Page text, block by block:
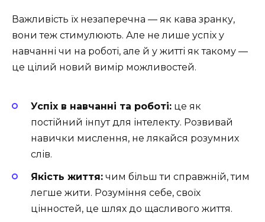
Важливість їх незаперечна — як кава зранку,
вони теж стимулюють. Але не лише успіх у
навчанні чи на роботі, але й у житті як такому —
це цілий новий вимір можливостей.
Успіх в навчанні та роботі: це як
постійний інпут для інтелекту. Розвивай
навички мислення, не лякайся розумних
слів.
Якість життя: чим більш ти справжній, тим
легше жити. Розуміння себе, своїх
цінностей, це шлях до щасливого життя.